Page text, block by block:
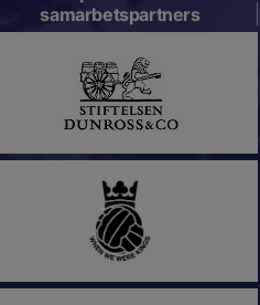
samarbetspartners